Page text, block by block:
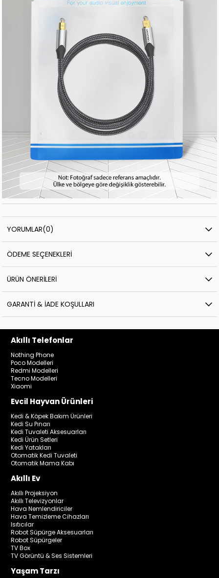
YORUMLAR(0)
ÖDEME SEÇENEKLERI
ÜRÜN ÖNERILERI
GARANTI & İADE KOŞULLARI
Akıllı Telefonlar
Nothing Phone
Poco Modelleri
Redmi Modelleri
Tecno Modelleri
Xiaomi
Evcil Hayvan Ürünleri
Kedi & Köpek Bakım Ürünleri
Kedi Su Pınarı
Kedi Tuvaleti Aksesuarları
Kedi Ürün Setleri
Kedi Yatakları
Otomatik Kedi Tuvaleti
Otomatik Mama Kabı
Akıllı Ev
Akıllı Projeksiyon
Akıllı Televizyonlar
Hava Nemlendiriciler
Hava Temizleme Cihazları
Isıtıcılar
Robot Süpürge Aksesuarları
Robot Süpürgeler
TV Box
TV Görüntü & Ses Sistemleri
Yaşam Tarzı